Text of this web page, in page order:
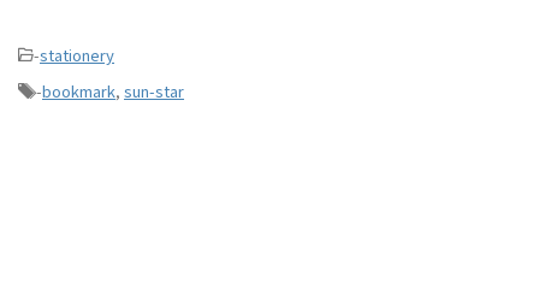
-stationery
-bookmark, sun-star